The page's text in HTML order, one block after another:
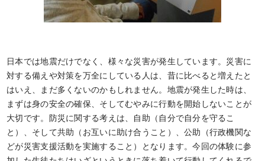
日本では地震だけでなく、様々な災害が発生しています。災害に
対する備えや対策を万全にしている人は、昔に比べると増えたと
はいえ、まだ多くないのかもしれません。地震が発生した時は、
まずは身の安全の確保、そしてむやみに行動を開始しないことが
大切です。防災に関する考えは、自助（自分で自分を守るこ
と）、そして共助（お互いに助け合うこと）、公助（行政機関な
どが災害支援活動を実施すること）となります。今回の体験に参